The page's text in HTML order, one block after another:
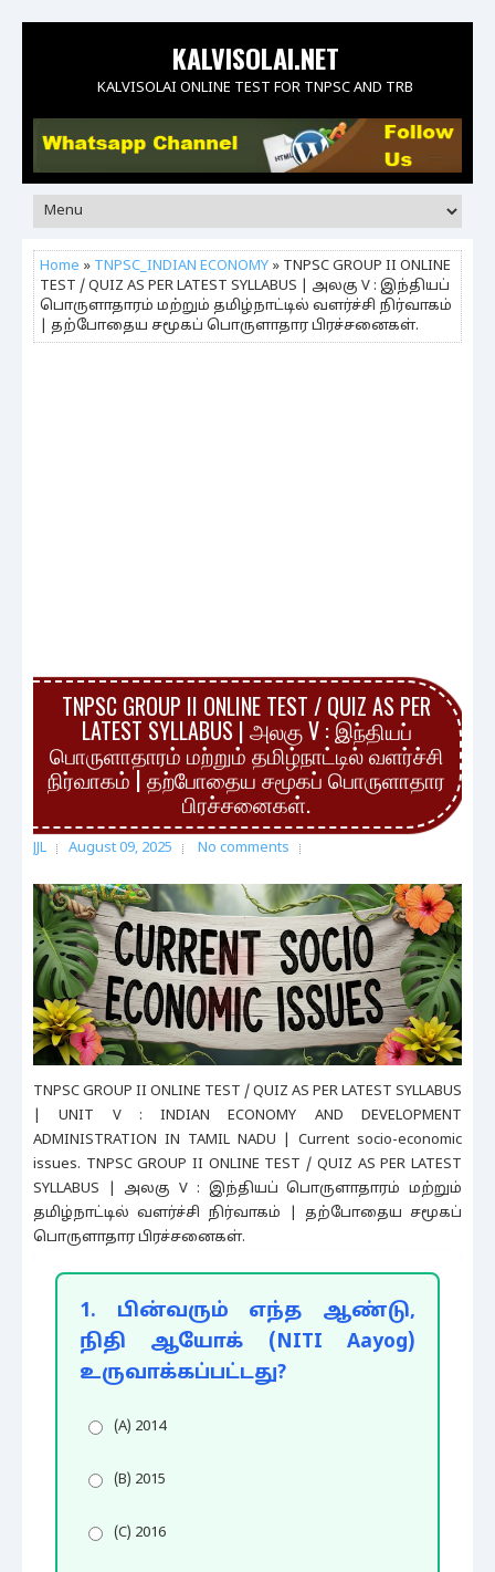
KALVISOLAI.NET
KALVISOLAI ONLINE TEST FOR TNPSC AND TRB
Home » TNPSC_INDIAN ECONOMY » TNPSC GROUP II ONLINE
TEST / QUIZ AS PER LATEST SYLLABUS | அலகு V : இந்தியப்
பொருளாதாரம் மற்றும் தமிழ்நாட்டில் வளர்ச்சி நிர்வாகம்
| தற்போதைய சமூகப் பொருளாதார பிரச்சனைகள்.
TNPSC GROUP II ONLINE TEST / QUIZ AS PER
LATEST SYLLABUS | அலகு V : இந்தியப்
பொருளாதாரம் மற்றும் தமிழ்நாட்டில் வளர்ச்சி
நிர்வாகம் | தற்போதைய சமூகப் பொருளாதார
பிரச்சனைகள்.
JJL August 09, 2025 No comments
TNPSC GROUP II ONLINE TEST / QUIZ AS PER LATEST SYLLABUS
| UNIT V : INDIAN ECONOMY AND DEVELOPMENT
ADMINISTRATION IN TAMIL NADU | Current socio-economic
issues. TNPSC GROUP II ONLINE TEST / QUIZ AS PER LATEST
SYLLABUS | அலகு V : இந்தியப் பொருளாதாரம் மற்றும்
தமிழ்நாட்டில் வளர்ச்சி நிர்வாகம் | தற்போதைய சமூகப்
பொருளாதார பிரச்சனைகள்.
1. பின்வரும் எந்த ஆண்டு,
நிதி ஆயோக் (NITI Aayog)
உருவாக்கப்பட்டது?
(A) 2014
(B) 2015
(C) 2016